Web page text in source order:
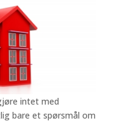
intet med
bare et spørsmål om